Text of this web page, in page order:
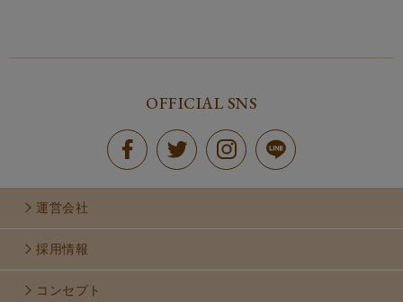
OFFICIAL SNS
運営会社
採用情報
コンセプト